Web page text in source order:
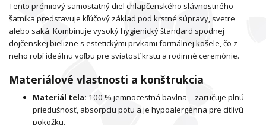
Tento prémiový samostatný diel chlapčenského slávnostného
šatníka predstavuje kľúčový základ pod krstné súpravy, svetre
alebo saká. Kombinuje vysoký hygienický štandard spodnej
dojčenskej bielizne s estetickými prvkami formálnej košele, čo z
neho robí ideálnu voľbu pre sviatosť krstu a rodinné ceremónie.
Materiálové vlastnosti a konštrukcia
Materiál tela: 100 % jemnocestná bavlna – zaručuje plnú
priedušnosť, absorpciu potu a je hypoalergénna pre citlivú
pokožku.